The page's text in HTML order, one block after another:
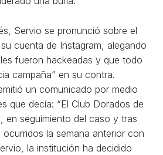
Servio se pronunció sobre el
cuenta de Instagram, alegando
fueron hackeadas y que todo
campaña” en su contra.
un comunicado por medio
que decía: “El Club Dorados de
en seguimiento del caso y tras
la semana anterior con
la institución ha decidido